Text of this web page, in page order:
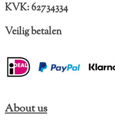
KVK: 62734334
Veilig betalen
About us